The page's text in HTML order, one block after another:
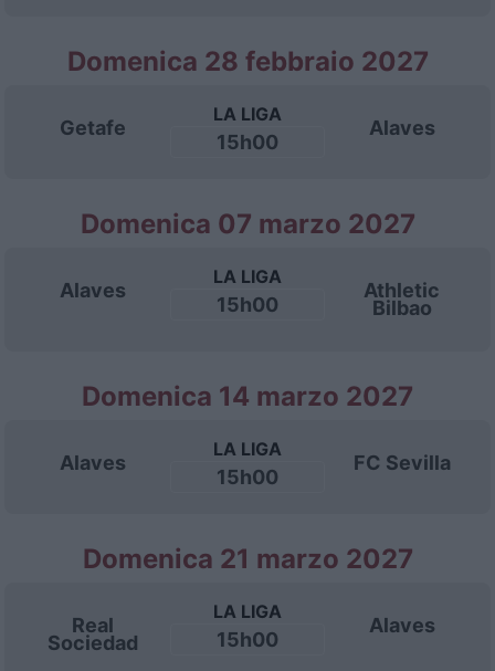
Domenica 28 febbraio 2027
Getafe
LA LIGA
15h00
Alaves
Domenica 07 marzo 2027
Alaves
LA LIGA
15h00
Athletic
Bilbao
Domenica 14 marzo 2027
Alaves
LA LIGA
15h00
FC Sevilla
Domenica 21 marzo 2027
Real
Sociedad
LA LIGA
15h00
Alaves